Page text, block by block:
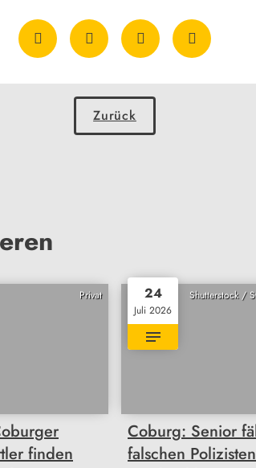
Zurück
Privat
finden
Shutterstock /
24
Juli 2026
Coburg: Senior
falschen